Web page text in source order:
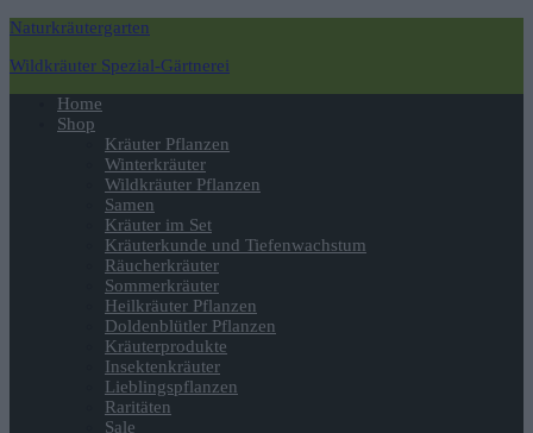
Naturkräutergarten
Wildkräuter Spezial-Gärtnerei
Navigation
umschalten
Home
Shop
Kräuter Pflanzen
Winterkräuter
Wildkräuter Pflanzen
Samen
Kräuter im Set
Kräuterkunde und Tiefenwachstum
Räucherkräuter
Sommerkräuter
Heilkräuter Pflanzen
Doldenblütler Pflanzen
Kräuterprodukte
Insektenkräuter
Lieblingspflanzen
Raritäten
Sale